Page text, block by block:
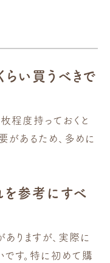
い買うべきで
程度持っておくと
があるため、多めに
参考にすべ
りますが、実際に
です。特に初めて購